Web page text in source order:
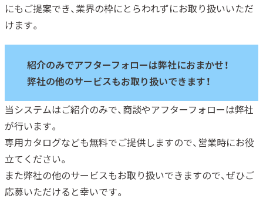
にもご提案でき、業界の枠にとらわれずにお取り扱いいただ
けます。
紹介のみでアフターフォローは弊社におまかせ！
弊社の他のサービスもお取り扱いできます！
当システムはご紹介のみで、商談やアフターフォローは弊社
が行います。
専用カタログなども無料でご提供しますので、営業時にお役
立てください。
また弊社の他のサービスもお取り扱いできますので、ぜひご
応募いただけると幸いです。